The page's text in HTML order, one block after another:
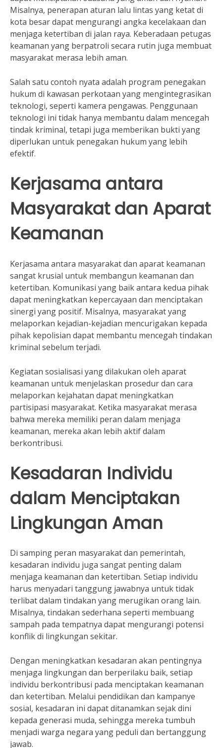
Misalnya, penerapan aturan lalu lintas yang ketat di
kota besar dapat mengurangi angka kecelakaan dan
menjaga ketertiban di jalan raya. Keberadaan petugas
keamanan yang berpatroli secara rutin juga membuat
masyarakat merasa lebih aman.
Salah satu contoh nyata adalah program penegakan
hukum di kawasan perkotaan yang mengintegrasikan
teknologi, seperti kamera pengawas. Penggunaan
teknologi ini tidak hanya membantu dalam mencegah
tindak kriminal, tetapi juga memberikan bukti yang
diperlukan untuk penegakan hukum yang lebih
efektif.
Kerjasama antara
Masyarakat dan Aparat
Keamanan
Kerjasama antara masyarakat dan aparat keamanan
sangat krusial untuk membangun keamanan dan
ketertiban. Komunikasi yang baik antara kedua pihak
dapat meningkatkan kepercayaan dan menciptakan
sinergi yang positif. Misalnya, masyarakat yang
melaporkan kejadian-kejadian mencurigakan kepada
pihak kepolisian dapat membantu mencegah tindakan
kriminal sebelum terjadi.
Kegiatan sosialisasi yang dilakukan oleh aparat
keamanan untuk menjelaskan prosedur dan cara
melaporkan kejahatan dapat meningkatkan
partisipasi masyarakat. Ketika masyarakat merasa
bahwa mereka memiliki peran dalam menjaga
keamanan, mereka akan lebih aktif dalam
berkontribusi.
Kesadaran Individu
dalam Menciptakan
Lingkungan Aman
Di samping peran masyarakat dan pemerintah,
kesadaran individu juga sangat penting dalam
menjaga keamanan dan ketertiban. Setiap individu
harus menyadari tanggung jawabnya untuk tidak
terlibat dalam tindakan yang merugikan orang lain.
Misalnya, tindakan sederhana seperti membuang
sampah pada tempatnya dapat mengurangi potensi
konflik di lingkungan sekitar.
Dengan meningkatkan kesadaran akan pentingnya
menjaga lingkungan dan berperilaku baik, setiap
individu berkontribusi pada menciptakan keamanan
dan ketertiban. Melalui pendidikan dan kampanye
sosial, kesadaran ini dapat ditanamkan sejak dini
kepada generasi muda, sehingga mereka tumbuh
menjadi warga negara yang peduli dan bertanggung
jawab.